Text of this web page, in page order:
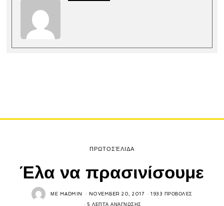
ΠΡΩΤΟΣΈΛΙΔΑ
Έλα να πρασινίσουμε
ΜΕ MADMIN NOVEMBER 20, 2017 1933 ΠΡΟΒΟΛΈΣ
5 ΛΕΠΤΆ ΑΝΆΓΝΩΣΗΣ